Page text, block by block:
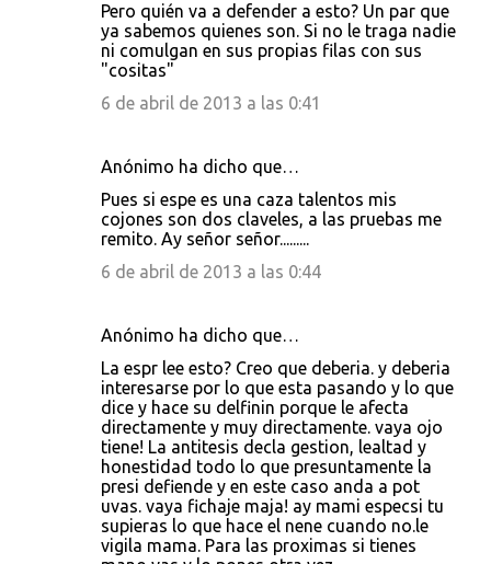
Pero quién va a defender a esto? Un par que
ya sabemos quienes son. Si no le traga nadie
ni comulgan en sus propias filas con sus
"cositas"
6 de abril de 2013 a las 0:41
Anónimo ha dicho que…
Pues si espe es una caza talentos mis
cojones son dos claveles, a las pruebas me
remito. Ay señor señor.........
6 de abril de 2013 a las 0:44
Anónimo ha dicho que…
La espr lee esto? Creo que deberia. y deberia
interesarse por lo que esta pasando y lo que
dice y hace su delfinin porque le afecta
directamente y muy directamente. vaya ojo
tiene! La antitesis decla gestion, lealtad y
honestidad todo lo que presuntamente la
presi defiende y en este caso anda a pot
uvas. vaya fichaje maja! ay mami especsi tu
supieras lo que hace el nene cuando no.le
vigila mama. Para las proximas si tienes